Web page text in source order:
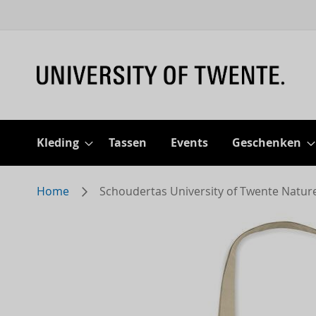
Kleding Tassen Events Geschenken
Home Schoudertas University of Twente